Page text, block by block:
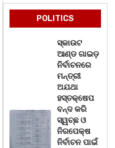
POLITICS
ସ୍କାଉଟ
ଆଣ୍ଡ ଗାଇଡ଼
ନିର୍ବାଚନରେ
ମନ୍ତ୍ରୀ
ଅଯଥା
ହସ୍ତକ୍ଷେପ
ବନ୍ଦ କରି
ସ୍ୱଚ୍ଛ ଓ
ନିରପେକ୍ଷ
ନିର୍ବାଚନ ପାଇଁ